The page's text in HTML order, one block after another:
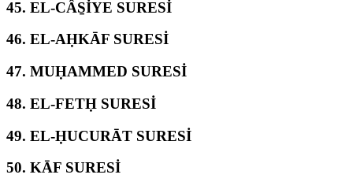
45. EL-CÂS̱İYE SURESİ
46. EL-AḤKĀF SURESİ
47. MUḤAMMED SURESİ
48. EL-FETḤ SURESİ
49. EL-ḤUCURĀT SURESİ
50. KĀF SURESİ